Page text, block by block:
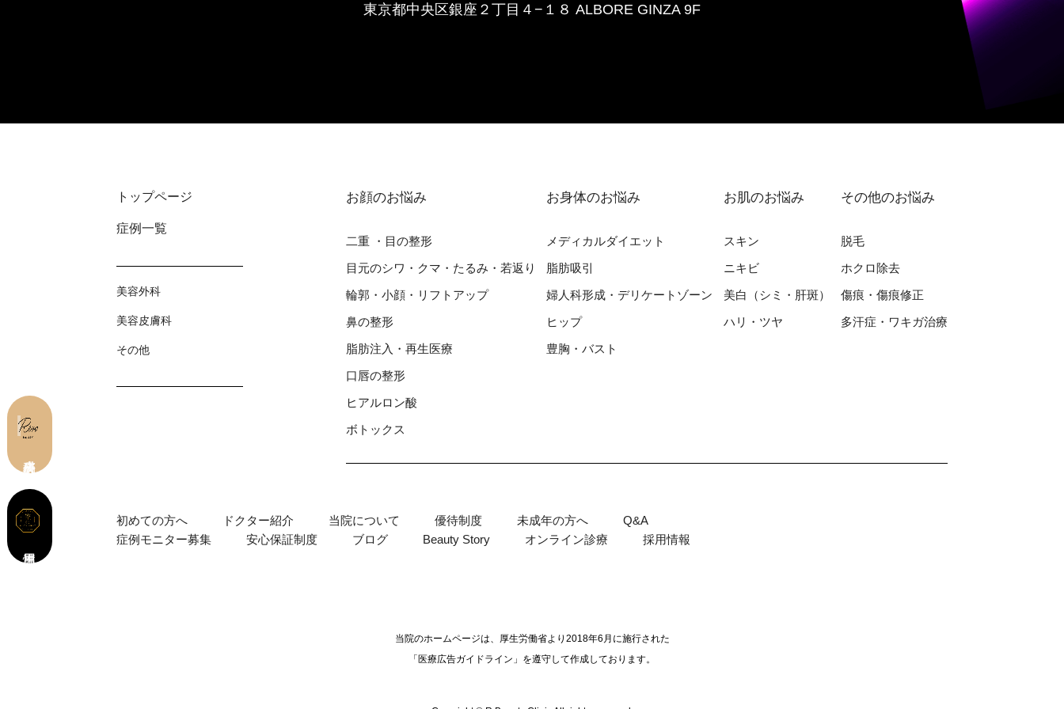
東京都中央区銀座２丁⽬４−１８ ALBORE GINZA 9F
トップページ
症例⼀覧
美容外科
美容⽪膚科
その他
お顔のお悩み
⼆重 ・⽬の整形
⽬元のシワ・クマ・たるみ・若返り
輪郭・⼩顔・リフトアップ
⿐の整形
脂肪注入・再生医療
⼝唇の整形
ヒアルロン酸
ボトックス
お⾝体のお悩み
メディカルダイエット
脂肪吸引
婦⼈科形成・デリケートゾーン
ヒップ
豊胸・バスト
お肌のお悩み
スキン
ニキビ
美⽩（シミ・肝斑）
ハリ・ツヤ
その他のお悩み
脱⽑
ホクロ除去
傷痕・傷痕修正
多汗症・ワキガ治療
初めての⽅へ ドクター紹介 当院について 優待制度 未成年の方へ
Q&A
症例モニター募集
安心保証制度 ブログ Beauty Story オンライン診療 採用情報
当院のホームページは、厚生労働省より2018年6月に施行された
「医療広告ガイドライン」を遵守して作成しております。